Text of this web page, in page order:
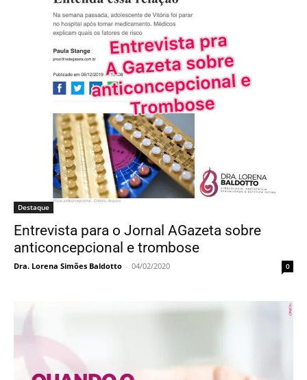
Entrevista para o Jornal AGazeta sobre
anticoncepcional e trombose
Dra. Lorena Simões Baldotto - 04/02/2020